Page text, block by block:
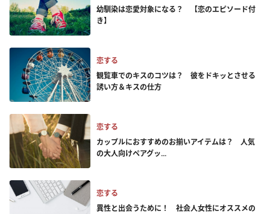
幼馴染は恋愛対象になる？ 【恋のエピソード付
き】
恋する
観覧車でのキスのコツは？ 彼をドキッとさせる
誘い方＆キスの仕方
恋する
カップルにおすすめのお揃いアイテムは？ 人気
の大人向けペアグッ...
恋する
異性と出会うために！ 社会人女性にオススメの